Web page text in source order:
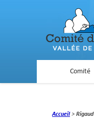
Comité
Accueil> Rigaud